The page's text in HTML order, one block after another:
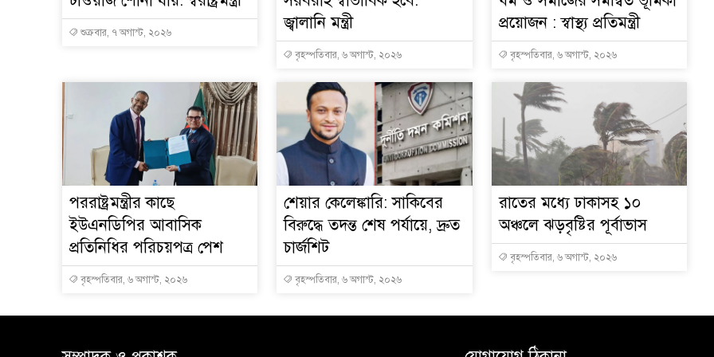
শুক্রবার, ৭ অগাস্ট, ২০২৬
জ্বালানি মন্ত্রী
বৃহস্পতিবার, ৬ অগাস্ট, ২০২৬
প্রয়োজন : স্বাস্থ্য প্রতিমন্ত্রী
বৃহস্পতিবার, ৬ অগাস্ট, ২০২৬
পররাষ্ট্রমন্ত্রীর কা‌ছে
ইউএনডিপির আবাসিক
প্রতিনিধির পরিচয়পত্র পেশ
বৃহস্পতিবার, ৬ অগাস্ট, ২০২৬
শেয়ার কেলেঙ্কারি: সাকিবের
বিরুদ্ধে তদন্ত শেষ পর্যায়ে, দ্রুত
চার্জশিট
বৃহস্পতিবার, ৬ অগাস্ট, ২০২৬
রাতের মধ্যে ঢাকাসহ ১০
অঞ্চলে ঝড়বৃষ্টির পূর্বাভাস
বৃহস্পতিবার, ৬ অগাস্ট, ২০২৬